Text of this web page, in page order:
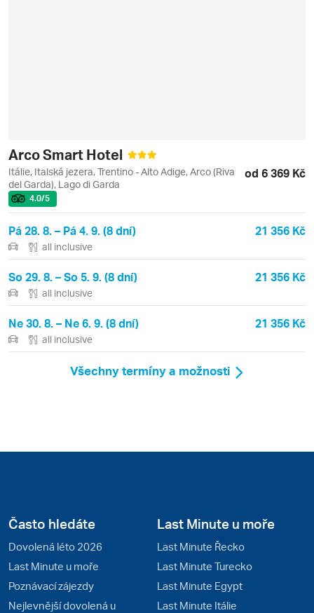
Arco Smart Hotel
Itálie, Italská jezera, Trentino - Alto Adige, Arco (Riva
del Garda), Lago di Garda
od 6 369 Kč
4.0/5
Pá 28. 8. – Pá 4. 9. (8 dní) 21 356 Kč
all inclusive
So 29. 8. – So 5. 9. (8 dní) 21 356 Kč
all inclusive
Ne 30. 8. – Ne 6. 9. (8 dní) 21 356 Kč
all inclusive
Všechny termíny a možnosti
Často hledáte
Dovolená léto 2026
Last Minute u moře
Poznávací zájezdy
Nejlevnější dovolená u
Last Minute u moře
Last Minute Řecko
Last Minute Turecko
Last Minute Egypt
Last Minute Itálie